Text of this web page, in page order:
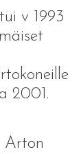
v 1993
2001.
Arton